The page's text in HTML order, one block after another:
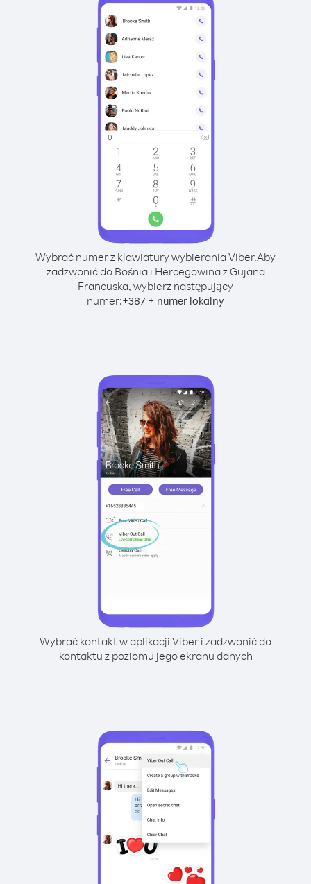
Wybrać numer z klawiatury wybierania Viber.Aby
zadzwonić do Bośnia i Hercegowina z Gujana
Francuska, wybierz następujący
numer:+387 + numer lokalny
Wybrać kontakt w aplikacji Viber i zadzwonić do
kontaktu z poziomu jego ekranu danych